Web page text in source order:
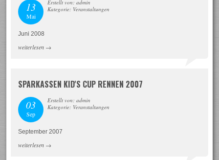
13
Mai
Erstellt von: admin
Kategorie: Veranstaltungen
Juni 2008
weiterlesen →
SPARKASSEN KID'S CUP RENNEN 2007
03
Sep
Erstellt von: admin
Kategorie: Veranstaltungen
September 2007
weiterlesen →